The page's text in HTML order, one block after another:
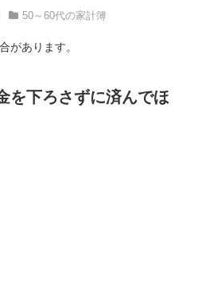
50～60代の家計簿
があります。
を下ろさずに済んでほ